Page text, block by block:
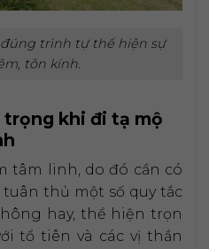
trình tự thể hiện sự
tôn kính.
trọng khi đi tạ mộ
tâm linh, do đó cần có
thủ một số quy tắc
hay, thể hiện trọn
tổ tiên và các vị thần